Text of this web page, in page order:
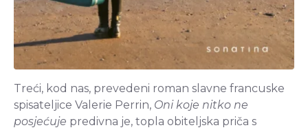
Treći, kod nas, prevedeni roman slavne francuske
spisateljice Valerie Perrin, Oni koje nitko ne
posjećuje predivna je, topla obiteljska priča s